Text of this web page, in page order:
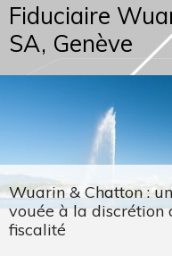
Fiduciaire
SA, Genève
Wuarin & Chatton :
vouée à la discrétion
fiscalité